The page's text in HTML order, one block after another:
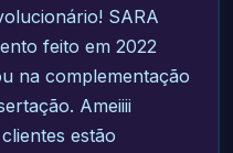
SARA
feito em 2022
na complementação
Ameiiii
estão